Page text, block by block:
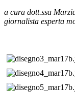
a cura dott.ssa
giornalista esperta